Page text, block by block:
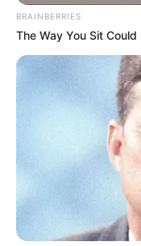
BRAINBERRIES
The Way You Sit